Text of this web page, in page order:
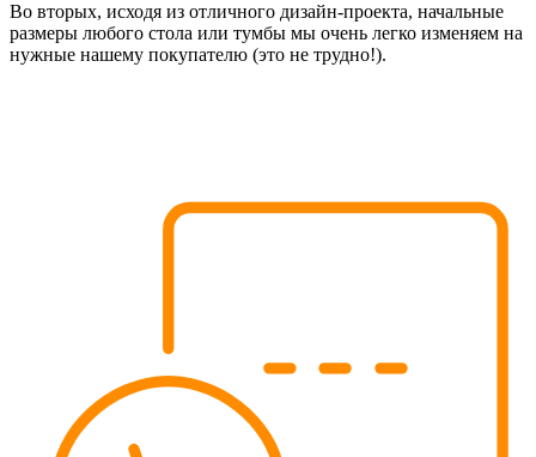
Во вторых, исходя из отличного дизайн-проекта, начальные
размеры любого стола или тумбы мы очень легко изменяем на
нужные нашему покупателю (это не трудно!).